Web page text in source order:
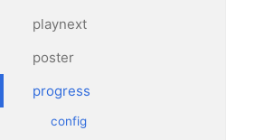
切
playnext
poster
progress
config